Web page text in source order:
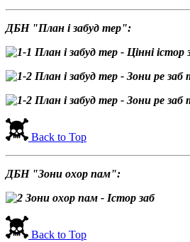
ДБН "План і забуд тер":
Back to Top
ДБН "Зони охор пам":
Back to Top